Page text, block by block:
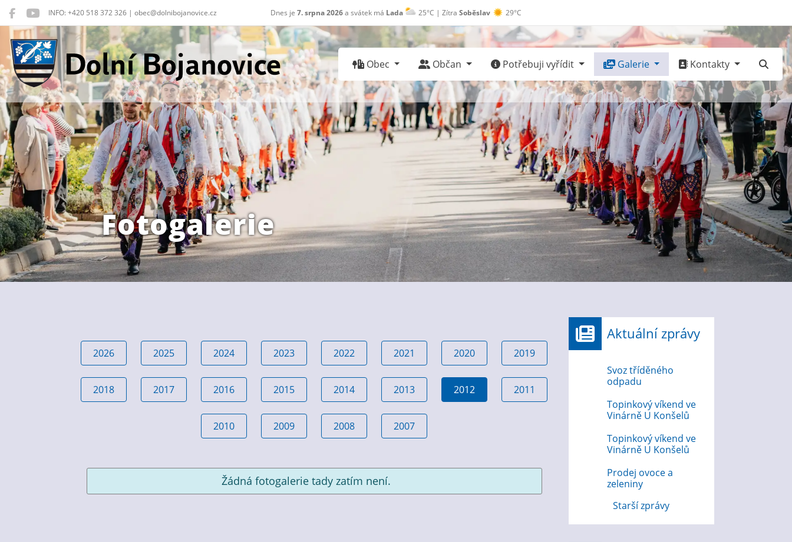
INFO: +420 518 372 326 | obec@dolnibojanovice.cz Dnes je 7. srpna 2026a svátek má Lada 25°C | Zítra Soběslav 29°C
Dolní Bojanovice
Obec Občan Potřebuji vyřídit Galerie Kontakty
Fotogalerie
2026 2025 2024 2023 2022 2021 2020 2019
2018 2017 2016 2015 2014 2013 2012 2011
2010 2009 2008 2007
Žádná fotogalerie tady zatím není.
Aktuální zprávy
Svoz tříděného
odpadu
Topinkový víkend ve
Vinárně U Konšelů
Topinkový víkend ve
Vinárně U Konšelů
Prodej ovoce a
zeleniny
Starší zprávy